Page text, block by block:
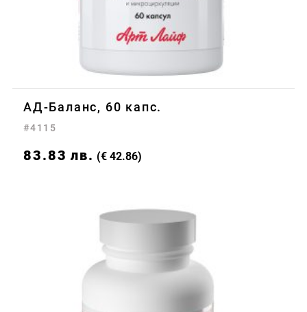
АД-Баланс, 60 капс.
#4115
83.83 лв. (€ 42.86)